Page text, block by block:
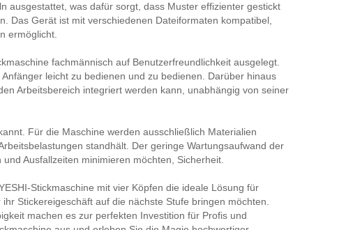
ausgestattet, was dafür sorgt, dass Muster effizienter gestickt
Das Gerät ist mit verschiedenen Dateiformaten kompatibel,
ermöglicht.
fachmännisch auf Benutzerfreundlichkeit ausgelegt.
leicht zu bedienen und zu bedienen. Darüber hinaus
Arbeitsbereich integriert werden kann, unabhängig von seiner
Für die Maschine werden ausschließlich Materialien
standhält. Der geringe Wartungsaufwand der
Ausfallzeiten minimieren möchten, Sicherheit.
Stickmaschine mit vier Köpfen die ideale Lösung für
Stickereigeschäft auf die nächste Stufe bringen möchten.
machen es zur perfekten Investition für Profis und